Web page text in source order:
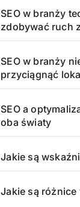
SEO w branży
zdobywać ruch
SEO w branży
przyciągnąć
SEO a
oba światy
Jakie są
Jakie są różnice